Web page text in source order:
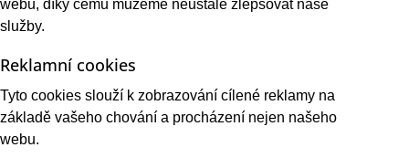
webu, díky čemu můžeme neustále zlepšovat naše
služby.
Reklamní cookies
Tyto cookies slouží k zobrazování cílené reklamy na
základě vašeho chování a procházení nejen našeho
webu.